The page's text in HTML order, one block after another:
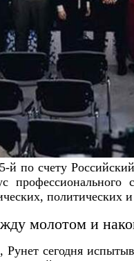
й по счету
политических
молотом и
Рунет сегодня